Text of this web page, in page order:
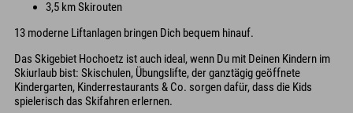
3,5 km Skirouten
13 moderne Liftanlagen bringen Dich bequem hinauf.
Das Skigebiet Hochoetz ist auch ideal, wenn Du mit Deinen Kindern im
Skiurlaub bist: Skischulen, Übungslifte, der ganztägig geöffnete
Kindergarten, Kinderrestaurants & Co. sorgen dafür, dass die Kids
spielerisch das Skifahren erlernen.